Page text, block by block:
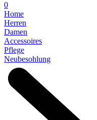
0
Home
Herren
Damen
Accessoires
Pflege
Neubesohlung